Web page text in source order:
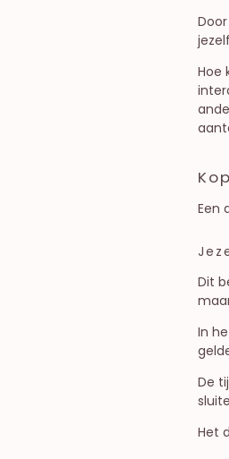
Hoe
Een
Dit
In
De
Het